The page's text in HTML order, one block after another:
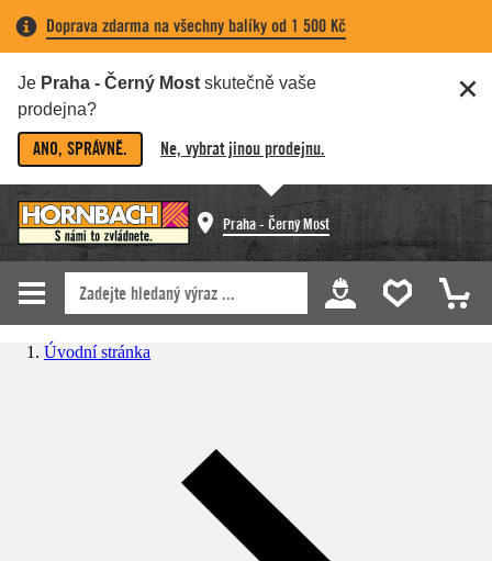
Doprava zdarma na všechny balíky od 1 500 Kč
Je Praha - Černý Most skutečně vaše
prodejna?
ANO, SPRÁVNĚ. Ne, vybrat jinou prodejnu.
Praha - Černý Most
Úvodní stránka